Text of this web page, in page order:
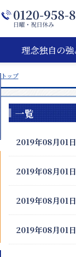
理念独自の強
トップ
一覧
2019年08月01日
2019年08月01日
2019年08月01日
2019年08月01日